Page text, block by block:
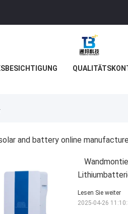
and battery online manufacture
Lesen Sie weiter
2025-04-26